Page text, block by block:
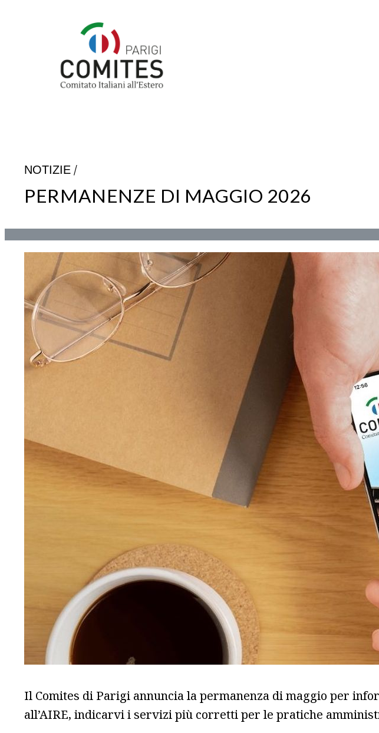
NOTIZIE /
PERMANENZE DI MAGGIO 2026
Il Comites di Parigi annuncia la permanenza di maggio per
all’AIRE, indicarvi i servizi più corretti per le pratiche